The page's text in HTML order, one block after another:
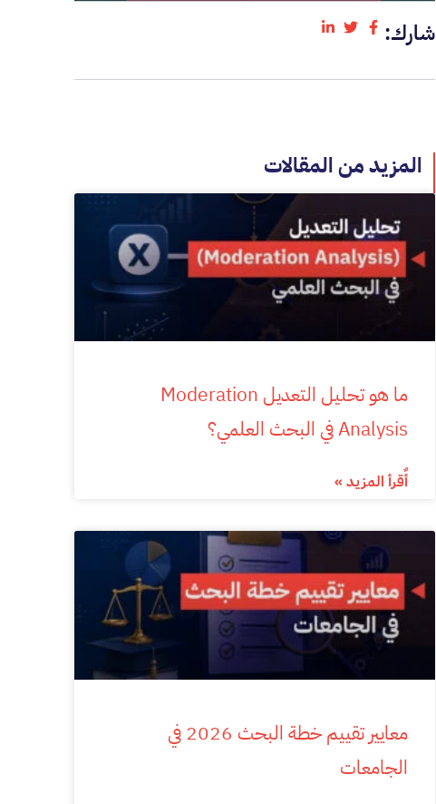
شارك:
المزيد من المقالات
ما هو تحليل التعديل Moderation
Analysis في البحث العلمي؟
أٌقرأ المزيد »
معايير تقييم خطة البحث 2026 في
الجامعات